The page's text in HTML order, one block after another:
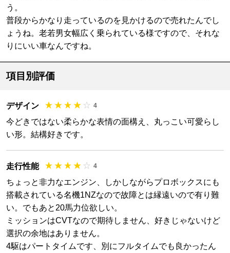
う。
普段からかなり走っているのを見かけるので売れたんでし
ょうね。老若男女幅広く乗られている様ですので、それな
りにいい車なんですね。
項目別評価
デザイン 4
今どきではない柔らかな表情の面構え、丸っこい可愛らし
い形。結構好きです。
走行性能 4
ちょっと非力なエンジン、しかしながらプロボックスにも
搭載されている名機1NZなので故障とは縁遠いので有り難
い。でもあと20馬力位欲しい。
ミッションはCVTなので期待しません、好きじゃないけど
選択の余地はありません。
4駆はパートタイムです、別にフルタイムでも良かったん